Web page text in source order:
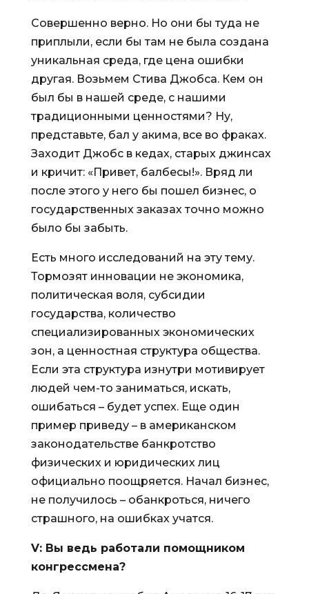
Совершенно верно. Но они бы туда не
приплыли, если бы там не была создана
уникальная среда, где цена ошибки
другая. Возьмем Стива Джобса. Кем он
был бы в нашей среде, с нашими
традиционными ценностями? Ну,
представьте, бал у акима, все во фраках.
Заходит Джобс в кедах, старых джинсах
и кричит: «Привет, балбесы!». Вряд ли
после этого у него бы пошел бизнес, о
государственных заказах точно можно
было бы забыть.
Есть много исследований на эту тему.
Тормозят инновации не экономика,
политическая воля, субсидии
государства, количество
специализированных экономических
зон, а ценностная структура общества.
Если эта структура изнутри мотивирует
людей чем-то заниматься, искать,
ошибаться – будет успех. Еще один
пример приведу – в американском
законодательстве банкротство
физических и юридических лиц
официально поощряется. Начал бизнес,
не получилось – обанкроться, ничего
страшного, на ошибках учатся.
V: Вы ведь работали помощником
конгрессмена?